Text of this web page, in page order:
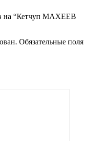
на “Кетчуп МАХЕЕВ
Обязательные поля